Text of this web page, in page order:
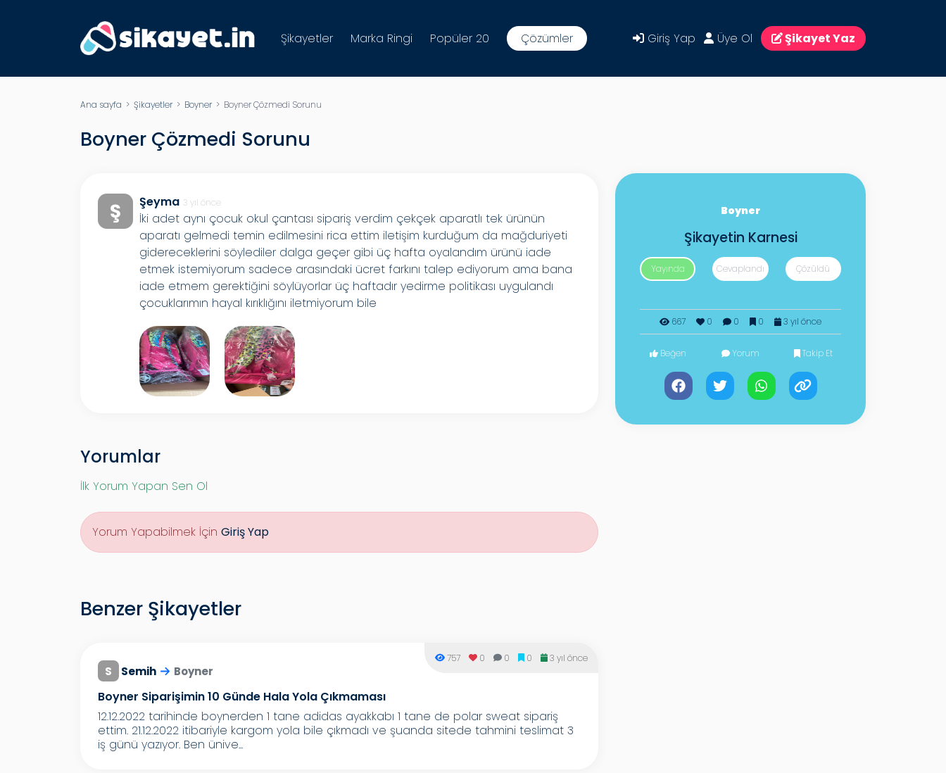
Şikayetler Marka Ringi Popüler 20 Çözümler Giriş Yap Üye Ol Şikayet Yaz
Ana sayfa > Şikayetler> Boyner> Boyner Çözmedi Sorunu
Boyner Çözmedi Sorunu
Ş Şeyma 3 yıl önce
İki adet aynı çocuk okul çantası sipariş verdim çekçek aparatlı tek ürünün
aparatı gelmedi temin edilmesini rica ettim iletişim kurduğum da mağduriyeti
gidereceklerini söylediler dalga geçer gibi üç hafta oyalandım ürünü iade
etmek istemiyorum sadece arasındaki ücret farkını talep ediyorum ama bana
iade etmem gerektiğini söylüyorlar üç haftadır yedirme politikası uygulandı
çocuklarımın hayal kırıklığını iletmiyorum bile
Boyner
Şikayetin Karnesi
Yayında Cevaplandı Çözüldü
667 0 0 0 3 yıl önce
Beğen Yorum Takip Et
Yorumlar
İlk Yorum Yapan Sen Ol
Yorum Yapabilmek İçin Giriş Yap
Benzer Şikayetler
S Semih Boyner
Boyner Siparişimin 10 Günde Hala Yola Çıkmaması
757 0 0 0 3 yıl önce
12.12.2022 tarihinde boynerden 1 tane adidas ayakkabı 1 tane de polar sweat sipariş
ettim. 21.12.2022 itibariyle kargom yola bile çıkmadı ve şuanda sitede tahmini teslimat 3
iş günü yazıyor. Ben ünive...